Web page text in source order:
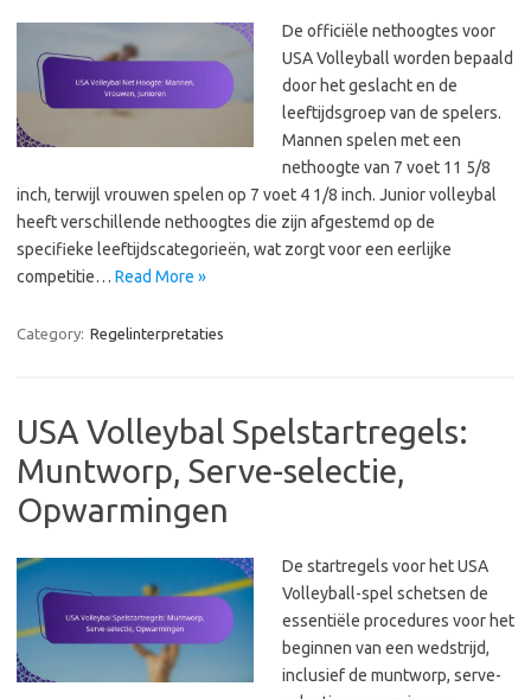
De officiële nethoogtes voor
USA Volleyball worden bepaald
door het geslacht en de
leeftijdsgroep van de spelers.
Mannen spelen met een
nethoogte van 7 voet 11 5/8
inch, terwijl vrouwen spelen op 7 voet 4 1/8 inch. Junior volleybal
heeft verschillende nethoogtes die zijn afgestemd op de
specifieke leeftijdscategorieën, wat zorgt voor een eerlijke
competitie… Read More »
Category: Regelinterpretaties
USA Volleybal Spelstartregels:
Muntworp, Serve-selectie,
Opwarmingen
De startregels voor het USA
Volleyball-spel schetsen de
essentiële procedures voor het
beginnen van een wedstrijd,
inclusief de muntworp, serve-